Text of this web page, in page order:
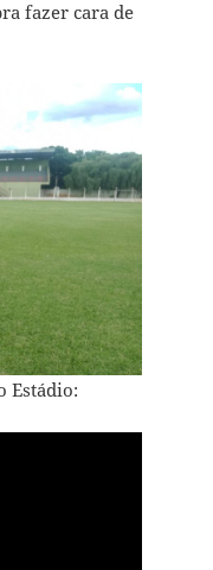
fazer cara de
Estádio: